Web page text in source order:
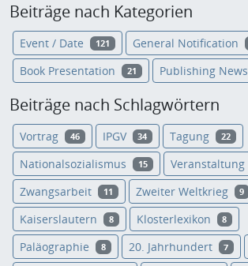
Beiträge nach Kategorien
Event / Date 121 General Notification
Book Presentation 21 Publishing News
Beiträge nach Schlagwörtern
Vortrag 46 IPGV 34 Tagung 22
Nationalsozialismus 15 Veranstaltung
Zwangsarbeit 11 Zweiter Weltkrieg 9
Kaiserslautern 8 Klosterlexikon 8
Paläographie 8 20. Jahrhundert 7